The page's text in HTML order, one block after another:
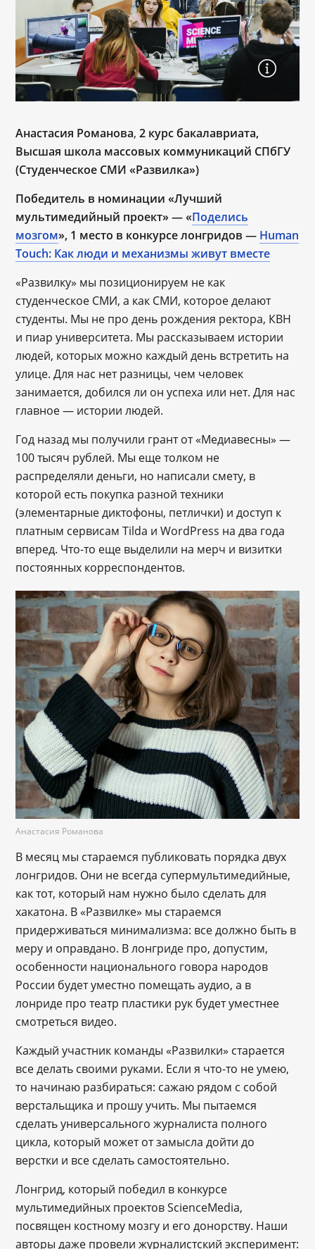
Анастасия Романова,2 курс бакалавриата,
Высшая школа массовых коммуникаций СПбГУ
(Студенческое СМИ «Развилка»)
Победитель в номинации «Лучший
мультимедийный проект» — «Поделись
мозгом», 1 место в конкурсе лонгридов — Human
Touch: Как люди и механизмы живут вместе
«Развилку» мы позиционируем не как
студенческое СМИ, а как СМИ, которое делают
студенты. Мы не про день рождения ректора, КВН
и пиар университета. Мы рассказываем истории
людей, которых можно каждый день встретить на
улице. Для нас нет разницы, чем человек
занимается, добился ли он успеха или нет. Для нас
главное — истории людей.
Год назад мы получили грант от «Медиавесны» —
100 тысяч рублей. Мы еще толком не
распределяли деньги, но написали смету, в
которой есть покупка разной техники
(элементарные диктофоны, петлички) и доступ к
платным сервисам Tilda и WordPress на два года
вперед. Что-то еще выделили на мерч и визитки
постоянных корреспондентов.
Анастасия Романова
В месяц мы стараемся публиковать порядка двух
лонгридов. Они не всегда супермультимедийные,
как тот, который нам нужно было сделать для
хакатона. В «Развилке» мы стараемся
придерживаться минимализма: все должно быть в
меру и оправдано. В лонгриде про, допустим,
особенности национального говора народов
России будет уместно помещать аудио, а в
лонриде про театр пластики рук будет уместнее
смотреться видео.
Каждый участник команды «Развилки» старается
все делать своими руками. Если я что-то не умею,
то начинаю разбираться: сажаю рядом с собой
верстальщика и прошу учить. Мы пытаемся
сделать универсального журналиста полного
цикла, который может от замысла дойти до
верстки и все сделать самостоятельно.
Лонгрид, который победил в конкурсе
мультимедийных проектов ScienceMedia,
посвящен костному мозгу и его донорству. Наши
авторы даже провели журналистский эксперимент: